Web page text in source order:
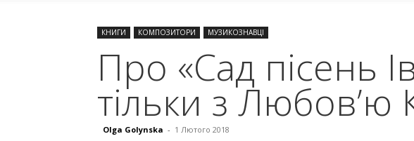
КНИГИ КОМПОЗИТОРИ МУЗИКОЗНАВЦІ
Про «Сад пісень
тільки з
Olga Golynska - 1 Лютого 2018